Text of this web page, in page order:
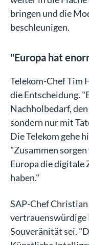
bringen und die
beschleunigen.
"Europa hat
Telekom-Chef Tim
die Entscheidung.
Nachholbedarf,
sondern nur mit
Die Telekom gehe
"Zusammen
Europa die digitale
haben."
SAP-Chef
vertrauenswürdige
Souveränität sei.